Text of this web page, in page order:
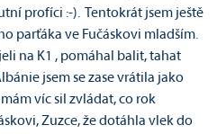
profíci :-). Tentokrát jsem ještě
parťáka ve Fučáskovi mladším.
na K1 , pomáhal balit, tahat
jsem se zase vrátila jako
víc sil zvládat, co rok
Zuzce, že dotáhla vlek do